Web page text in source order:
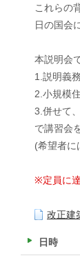
これらの
日の国会
本説明会
1.説明義
2.小規模
3.併せて
で講習会
(希望者に
※定員に
改正建
日時